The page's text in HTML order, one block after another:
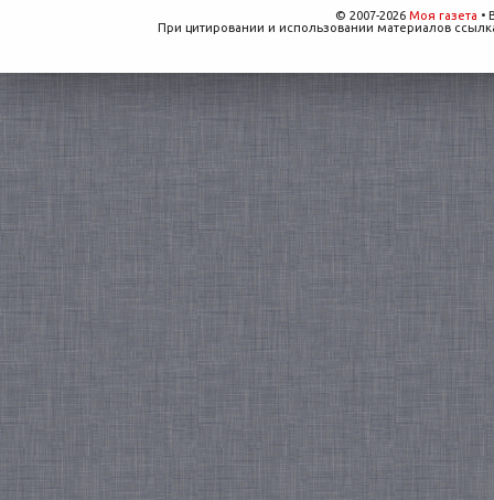
© 2007-2026 Моя газета •
При цитировании и использовании материалов